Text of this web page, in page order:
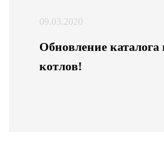
09.03.2020
Обновление каталога
котлов!